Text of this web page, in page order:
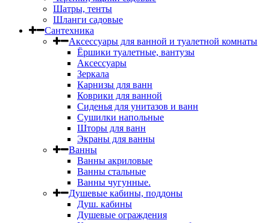
Шатры, тенты
Шланги садовые
Сантехника
Аксессуары для ванной и туалетной комнаты
Ёршики туалетные, вантузы
Аксессуары
Зеркала
Карнизы для ванн
Коврики для ванной
Сиденья для унитазов и ванн
Сушилки напольные
Шторы для ванн
Экраны для ванны
Ванны
Ванны акриловые
Ванны стальные
Ванны чугунные.
Душевые кабины, поддоны
Душ. кабины
Душевые ограждения